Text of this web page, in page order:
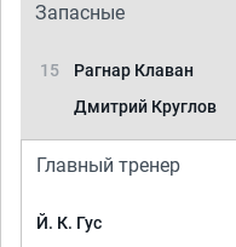
Запасные
15 Рагнар Клаван
Дмитрий Круглов
Главный тренер
Й. К. Гус